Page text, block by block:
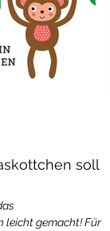
soll
leicht gemacht! Für